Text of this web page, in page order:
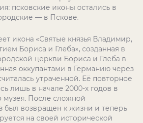
псковские иконы остались в
— в Пскове.
икона «Святые князья Владимир,
Бориса и Глеба», созданная в
церкви Бориса и Глеба в
оккупантами в Германию через
утраченной. Её повторное
лишь в начале 2000-х годов в
музея. После сложной
был возвращен к жизни и теперь
на своей исторической